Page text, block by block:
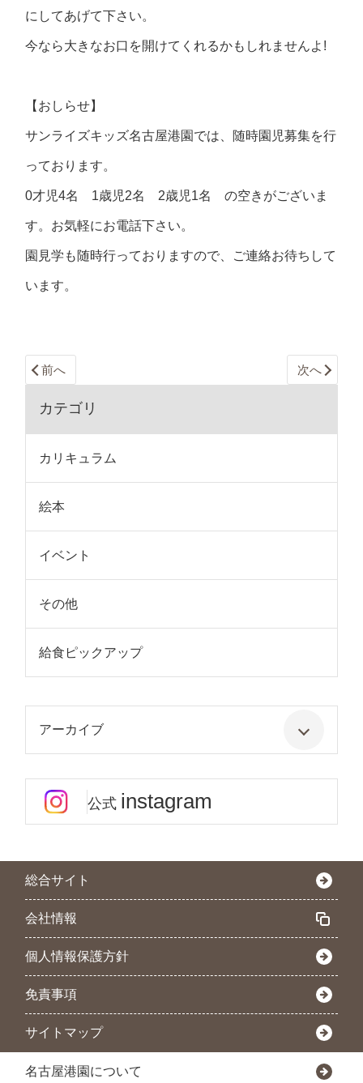
にしてあげて下さい。
今なら大きなお口を開けてくれるかもしれませんよ!
【おしらせ】
サンライズキッズ名古屋港園では、随時園児募集を行
っております。
0才児4名 1歳児2名 2歳児1名 の空きがございま
す。お気軽にお電話下さい。
園見学も随時行っておりますので、ご連絡お待ちして
います。
前へ 次へ
カテゴリ
カリキュラム
絵本
イベント
その他
給食ピックアップ
アーカイブ
公式 instagram
総合サイト
会社情報
個人情報保護方針
免責事項
サイトマップ
名古屋港園について